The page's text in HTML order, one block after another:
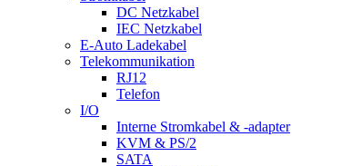
DC Netzkabel
IEC Netzkabel
E-Auto Ladekabel
Telekommunikation
RJ12
Telefon
I/O
Interne Stromkabel & -adapter
KVM & PS/2
SATA